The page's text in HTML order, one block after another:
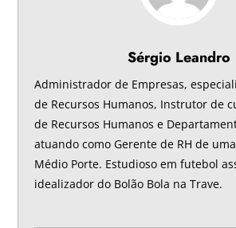
Sérgio Leandro
Administrador de Empresas,
de Recursos Humanos, Instrutor de
de Recursos Humanos e
atuando como Gerente de RH de
Médio Porte. Estudioso em futebol
idealizador do Bolão Bola na Trave.